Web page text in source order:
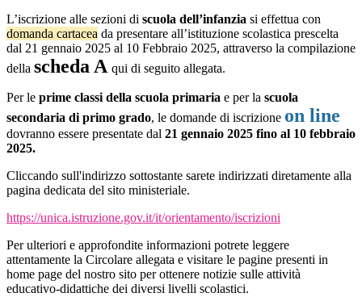
L’iscrizione alle sezioni di scuola dell’infanzia si effettua con
domanda cartacea da presentare all’istituzione scolastica prescelta
dal 21 gennaio 2025 al 10 Febbraio 2025, attraverso la compilazione
della scheda A qui di seguito allegata.
Per le prime classi della scuola primaria e per la scuola
secondaria di primo grado, le domande di iscrizione on line
dovranno essere presentate dal 21 gennaio 2025 fino al 10 febbraio
2025.
Cliccando sull'indirizzo sottostante sarete indirizzati diretamente alla
pagina dedicata del sito ministeriale.
https://unica.istruzione.gov.it/it/orientamento/iscrizioni
Per ulteriori e approfondite informazioni potrete leggere
attentamente la Circolare allegata e visitare le pagine presenti in
home page del nostro sito per ottenere notizie sulle attività
educativo-didattiche dei diversi livelli scolastici.